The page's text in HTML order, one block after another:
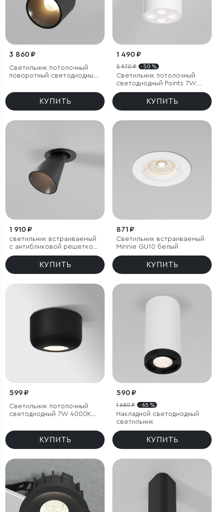
3 860 ₽
Светильник потолочный
поворотный светодиодный
КУПИТЬ
1 490 ₽
2 970 ₽ - 50 %
Светильник потолочный
светодиодный Points 7W
4000K белый
КУПИТЬ
1 910 ₽
светильник встраиваемый
с антибликовой решеткой
Bell 8W 3000K черный
КУПИТЬ
871 ₽
Светильник встраиваемый
Minnie GU10 белый
КУПИТЬ
599 ₽
Светильник потолочный
светодиодный 7W 4000K
КУПИТЬ
590 ₽
1 680 ₽ - 65 %
Накладной светодиодный
светильник
КУПИТЬ